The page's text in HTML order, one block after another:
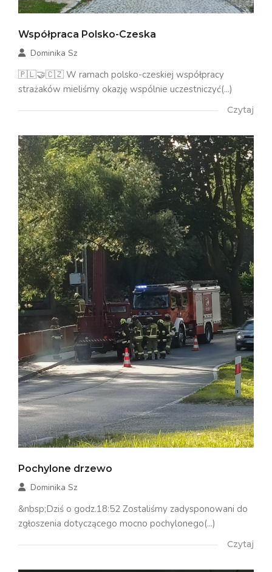
Współpraca Polsko-Czeska
Dominika Sz
🇵🇱🤝🇨🇿 W ramach polsko-czeskiej współpracy
strażaków mieliśmy okazję wspólnie uczestniczyć(...)
Czytaj
Pochylone drzewo
Dominika Sz
&nbsp;Dziś o godz.18:52 Zostaliśmy zadysponowani do
zgłoszenia dotyczącego mocno pochylonego(...)
Czytaj